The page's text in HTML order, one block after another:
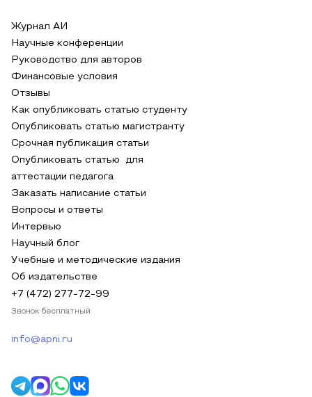
Журнал АИ
Научные конференции
Руководство для авторов
Финансовые условия
Отзывы
Как опубликовать статью студенту
Опубликовать статью магистранту
Срочная публикация статьи
Опубликовать статью для
аттестации педагога
Заказать написание статьи
Вопросы и ответы
Интервью
Научный блог
Учебные и методические издания
Об издательстве
+7 (472) 277-72-99
Звонок бесплатный
info@apni.ru